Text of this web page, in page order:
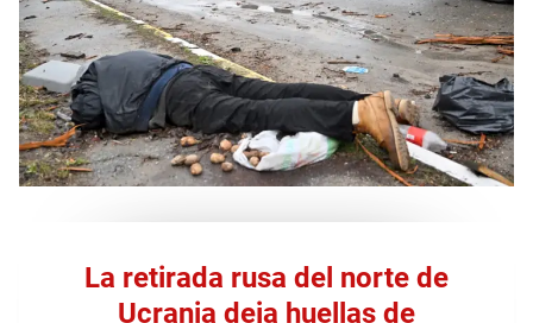
La retirada rusa del norte de
Ucrania deja huellas de